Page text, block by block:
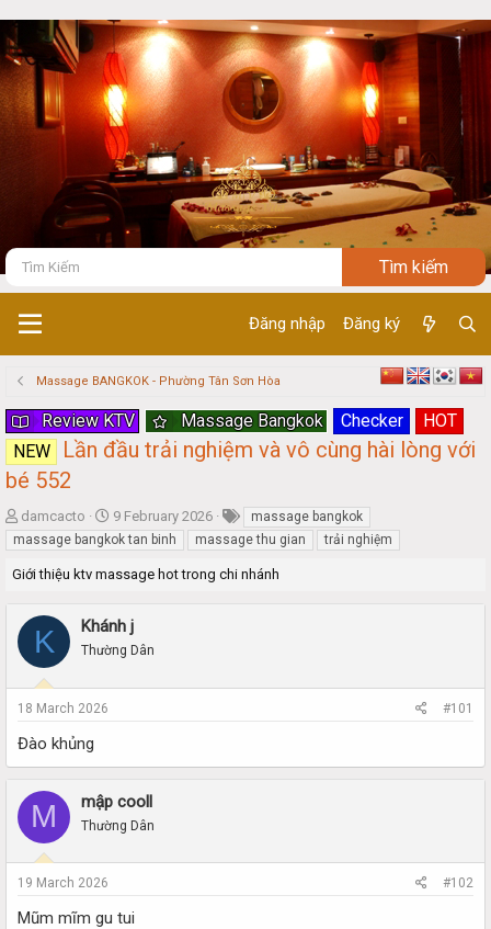
Đăng nhập Đăng ký
Massage BANGKOK - Phường Tân Sơn Hòa
Review KTV Massage Bangkok Checker
HOT
NEW
Lần đầu trải nghiệm và vô cùng hài lòng với
bé 552
T
h
r
e
s
t
r
t
r
damcacto
S
t
a
r
a
t
9 February 2026
massage bangkok
massage bangkok tan binh
massage thu gian trải nghiệm
Giới thiệu ktv massage hot trong chi nhánh
K Khánh j
Thường Dân
18 March 2026 #101
Đào khủng
M mập cooll
Thường Dân
19 March 2026 #102
Mũm mĩm gu tui